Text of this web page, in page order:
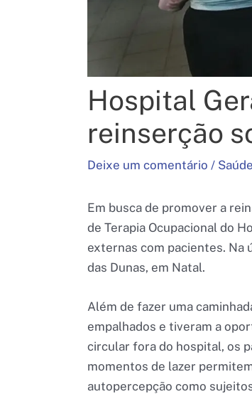
Hospital
reinserção
Deixe um comentário / Saúde
Em busca de promover a
de Terapia Ocupacional do
externas com pacientes. Na
das Dunas, em Natal.
Além de fazer uma
empalhados e tiveram a
circular fora do hospital, os
momentos de lazer
autopercepção como